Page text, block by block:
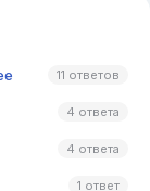
11 ответов
4 ответа
4 ответа
1 ответ